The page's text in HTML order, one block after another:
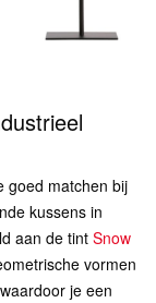
goed matchen bij
kussens in
aan de tint Snow
vormen
je een